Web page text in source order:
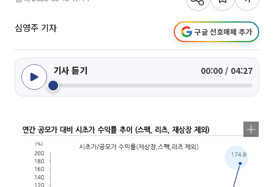
심영주 기자 구글 선호매체 추가
기사 듣기 00:00 / 04:27